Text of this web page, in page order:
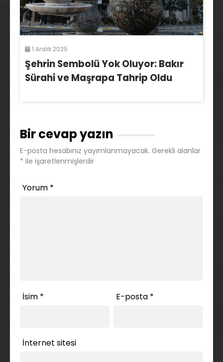
1 Aralık 2025
Şehrin Sembolü Yok Oluyor: Bakır
Sürahi ve Maşrapa Tahrip Oldu
Bir cevap yazın
E-posta hesabınız yayımlanmayacak. Gerekli alanlar
* ile işaretlenmişlerdir
Yorum *
İsim * E-posta *
İnternet sitesi